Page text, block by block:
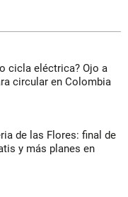
cicla eléctrica? Ojo a
circular en Colombia
de las Flores: final de
y más planes en